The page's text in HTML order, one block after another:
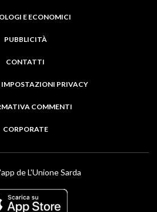
E ECONOMICI
PUBBLICITÀ
CONTATTI
PRIVACY
COMMENTI
CORPORATE
de L'Unione Sarda